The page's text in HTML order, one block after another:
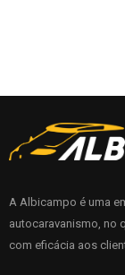
A Albicampo é uma
autocaravanismo, no
com eficácia aos